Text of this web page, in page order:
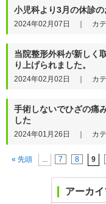
小児科より3月の休診
2024年02月07日 ｜ カテ
当院整形外科が新しく
り上げられました。
2024年02月02日 ｜ カテ
手術しないでひざの痛
した
2024年01月26日 ｜ カテ
« 先頭 ... 7 8 9
アーカイ